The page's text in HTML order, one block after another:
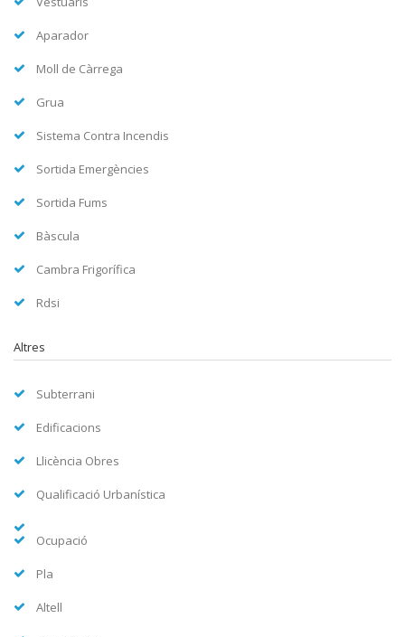
Aparador
Moll de Càrrega
Grua
Sistema Contra Incendis
Sortida Emergències
Sortida Fums
Bàscula
Cambra Frigorífica
Rdsi
Altres
Subterrani
Edificacions
Llicència Obres
Qualificació Urbanística
Ocupació
Pla
Altell